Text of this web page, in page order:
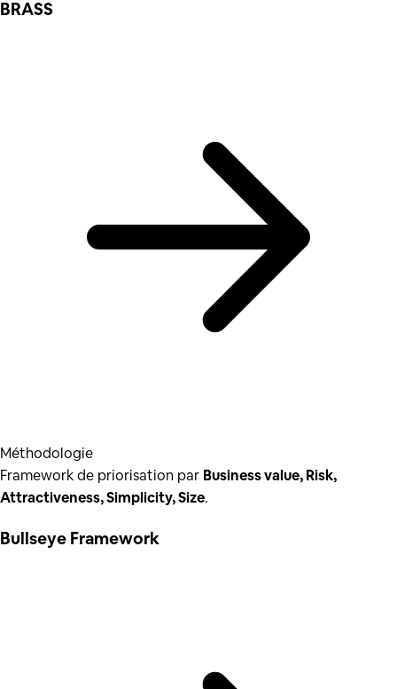
BRASS
Méthodologie
Framework de priorisation par Business value, Risk,
Attractiveness, Simplicity, Size.
Bullseye Framework